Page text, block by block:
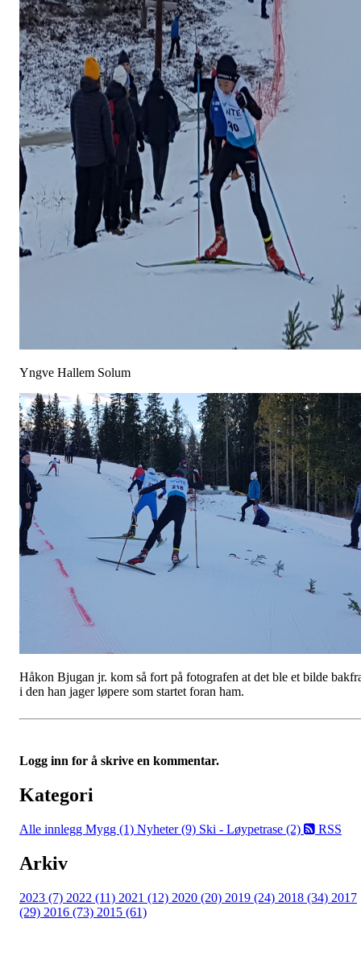
Yngve Hallem Solum
Håkon Bjugan jr. kom så fort på fotografen at det ble et bilde
i den han jager løpere som startet foran ham.
Logg inn for å skrive en kommentar.
Kategori
Alle innlegg Mygg (1) Nyheter (9) Ski - Løypetrase (2) RSS
Arkiv
2023 (7) 2022 (11) 2021 (12) 2020 (20) 2019 (24) 2018 (34) 2017
(29) 2016 (73) 2015 (61)